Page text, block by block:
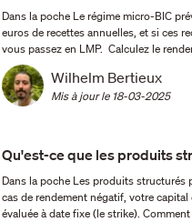
Dans la poche Le régime micro-BIC prévoit un abattement de 50 % sur le montant des recettes. Au-delà de 23 000
euros de recettes annuelles, et si ces
Wilhelm Bertieux
Mis à jour le 18-03-2025
Qu'est-ce que les produits
Dans la poche Les produits
cas de rendement négatif, votre